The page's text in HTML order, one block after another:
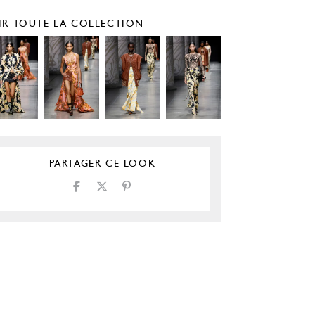
TOUTE LA COLLECTION
PARTAGER CE LOOK